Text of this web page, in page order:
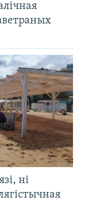
ні